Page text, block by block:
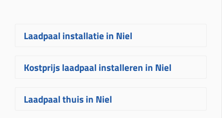
Laadpaal installatie in Niel
Een
laadpaal laten installeren in Niel
gebeurt bij Plugnet volledig op maat.
vrijblijvendeofferte
Kostprijs laadpaal installeren in Niel
De
prijs voor een laadpaal installeren
in Nielhangt af van verschillende
Laadpaal thuis in Niel